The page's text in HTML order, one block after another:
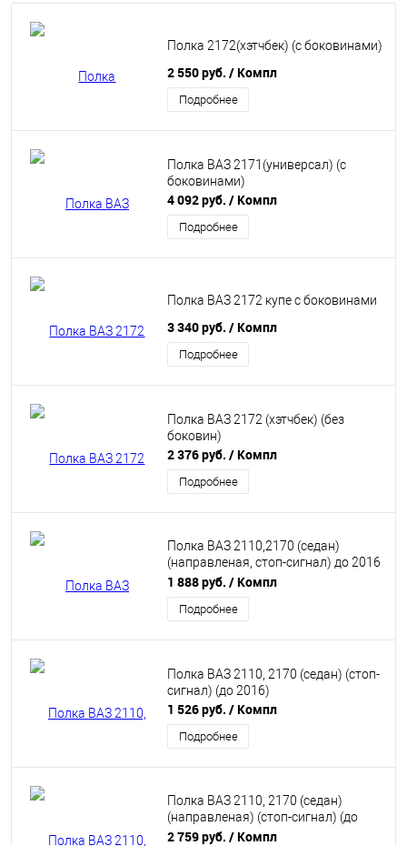
Полка 2172(хэтчбек) (с боковинами)
2 550 руб. / Компл
Подробнее
Полка ВАЗ 2171(универсал) (с
боковинами)
4 092 руб. / Компл
Подробнее
Полка ВАЗ 2172 купе с боковинами
3 340 руб. / Компл
Подробнее
Полка ВАЗ 2172 (хэтчбек) (без
боковин)
2 376 руб. / Компл
Подробнее
Полка ВАЗ 2110,2170 (седан)
(направленая, стоп-сигнал) до 2016
г.
1 888 руб. / Компл
Подробнее
Полка ВАЗ 2110, 2170 (седан) (стоп-
сигнал) (до 2016)
1 526 руб. / Компл
Подробнее
Полка ВАЗ 2110, 2170 (седан)
(направленая) (стоп-сигнал) (до
2016 года) Винилискожа
2 759 руб. / Компл